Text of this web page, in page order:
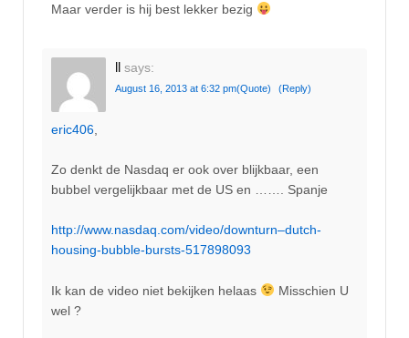
Maar verder is hij best lekker bezig
ll says:
August 16, 2013 at 6:32 pm(Quote) (Reply)
eric406
Zo denkt de Nasdaq er ook over blijkbaar, een
bubbel vergelijkbaar met de US en ……. Spanje
http://www.nasdaq.com/video/downturn–dutch-
housing-bubble-bursts-517898093
Ik kan de video niet bekijken helaas
Misschien U
wel ?